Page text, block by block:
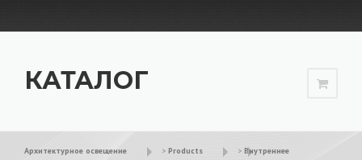
КАТАЛОГ
Архитектурное освещение > Products > Внутреннее